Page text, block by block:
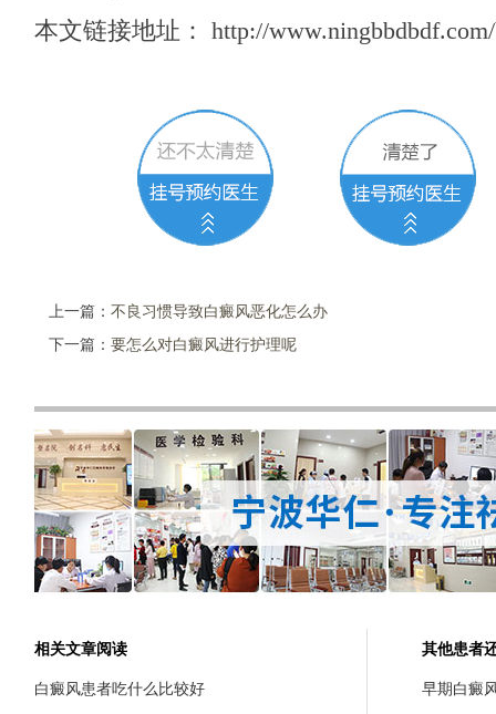
本文链接地址： http://
上一篇： 不良习惯导致白癜风恶化怎么办
下一篇： 要怎么对白癜风进行护理呢
相关文章阅读
白癜风患者吃什么比较好
其他患者
早期白癜